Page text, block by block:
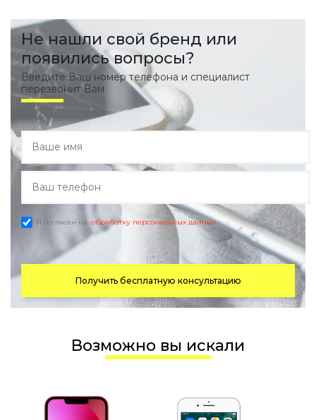
Не нашли свой бренд или
появились вопросы?
Введите Ваш номер телефона и специалист
перезвонит Вам
Я согласен на обработку персональных данных
Получить бесплатную консультацию
Возможно вы искали